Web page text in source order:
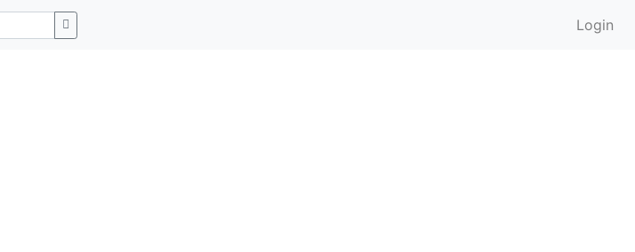
Login